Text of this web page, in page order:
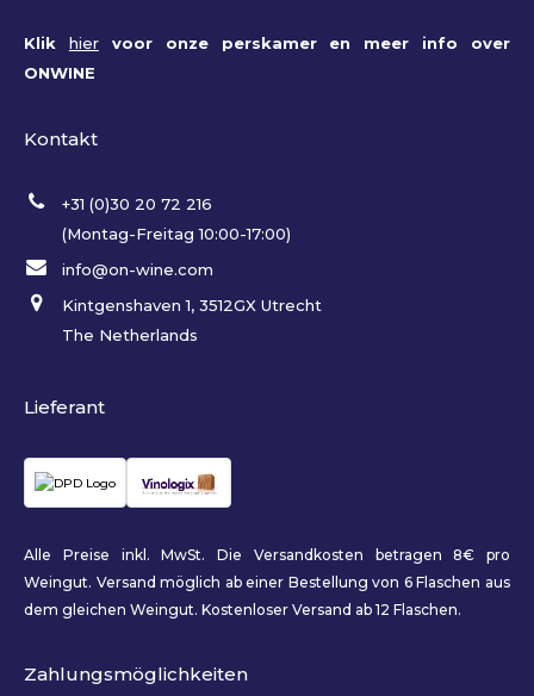
Klik hiervoor onze perskamer en meer info over
ONWINE
Kontakt
+31 (0)30 20 72 216
(Montag-Freitag 10:00-17:00)
info@on-wine.com
Kintgenshaven 1, 3512GX Utrecht
The Netherlands
Lieferant
Alle Preise inkl. MwSt. Die Versandkosten betragen 8€ pro
Weingut. Versand möglich ab einer Bestellung von 6 Flaschen aus
dem gleichen Weingut. Kostenloser Versand ab 12 Flaschen.
Zahlungsmöglichkeiten